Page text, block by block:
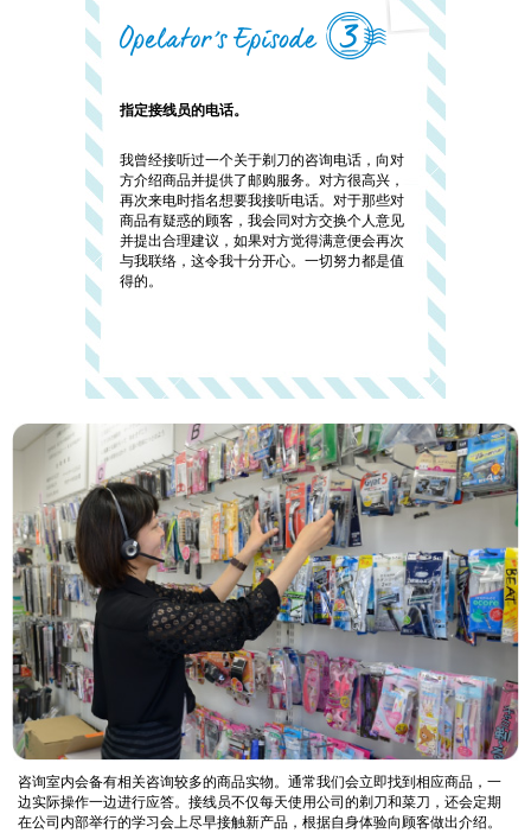
指定接线员的电话。
我曾经接听过一个关于剃刀的咨询电话，向对
方介绍商品并提供了邮购服务。对方很高兴，
再次来电时指名想要我接听电话。对于那些对
商品有疑惑的顾客，我会同对方交换个人意见
并提出合理建议，如果对方觉得满意便会再次
与我联络，这令我十分开心。一切努力都是值
得的。
咨询室内会备有相关咨询较多的商品实物。通常我们会立即找到相应商品，一
边实际操作一边进行应答。接线员不仅每天使用公司的剃刀和菜刀，还会定期
在公司内部举行的学习会上尽早接触新产品，根据自身体验向顾客做出介绍。